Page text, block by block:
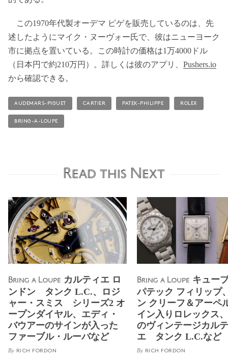
この1970年代製オーデマ ピゲを販売しているのは、先
述したようにマイク・ヌーヴォー氏で、彼はニューヨーク
市に拠点を置いている。この時計の価格は1万4000ドル
（日本円で約210万円）。詳しくは彼のアプリ、 Pushers.io
から確認できる。
AUDEMARS-PIGUET CARTIER PATEK-PHILIPPE ROLEX
BRING-A-LOUPE
Read this Next
Bring a Loupe カルティエ ロ
ンドン タンク L.C.、ロジ
ャー・スミス シリーズ2 オ
ープンダイヤル、エディ・
バウアーのサインが入った
ファーブル・ルーバなど
By RICH FORDON
Bring a Loupe キュー
パテック フィリップ
ン クリーフ＆アーペ
イン入りロレックス
のヴィンテージカル
エ タンク L.C.など
By RICH FORDON